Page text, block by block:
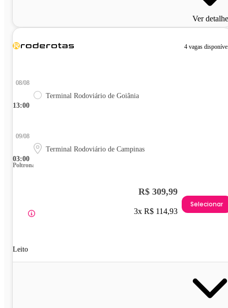
Ver
4 vagas
13:00
08/08
Terminal Rodoviário de Goiânia
03:00
09/08
Terminal Rodoviário de Campinas
Poltrona
Leito
R$ 309,99
3x R$ 114,93
Selecionar